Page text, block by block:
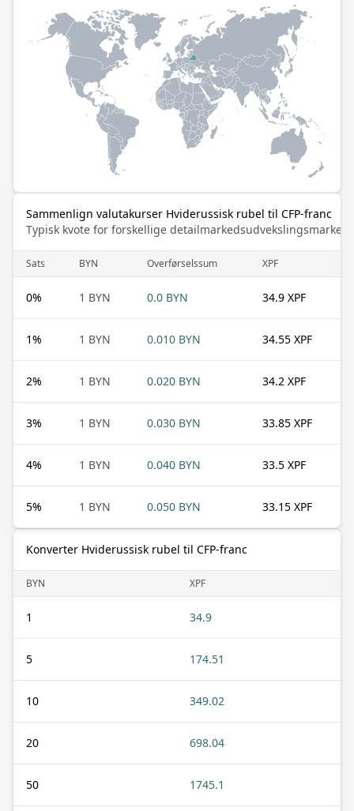
Sammenlign valutakurser Hviderussisk rubel til CFP-franc
Typisk kvote for forskellige
Sats BYN Overførselssum XPF
0% 1 BYN 0.0 BYN 34.9 XPF
1% 1 BYN 0.010 BYN 34.55 XPF
2% 1 BYN 0.020 BYN 34.2 XPF
3% 1 BYN 0.030 BYN 33.85 XPF
4% 1 BYN 0.040 BYN 33.5 XPF
5% 1 BYN 0.050 BYN 33.15 XPF
Konverter Hviderussisk rubel til CFP-franc
BYN XPF
1 34.9
5 174.51
10 349.02
20 698.04
50 1745.1